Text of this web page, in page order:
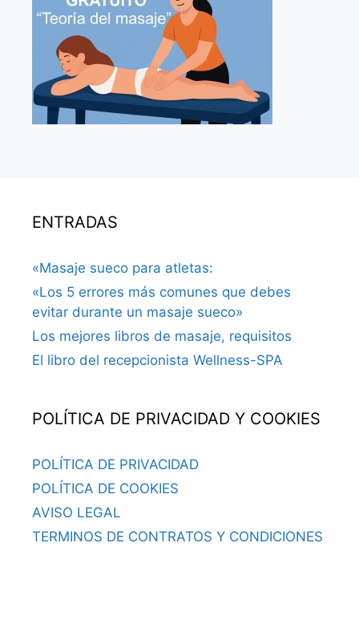
ENTRADAS
«Masaje sueco para atletas:
«Los 5 errores más comunes que debes
evitar durante un masaje sueco»
Los mejores libros de masaje, requisitos
El libro del recepcionista Wellness-SPA
POLÍTICA DE PRIVACIDAD Y COOKIES
POLÍTICA DE PRIVACIDAD
POLÍTICA DE COOKIES
AVISO LEGAL
TERMINOS DE CONTRATOS Y CONDICIONES